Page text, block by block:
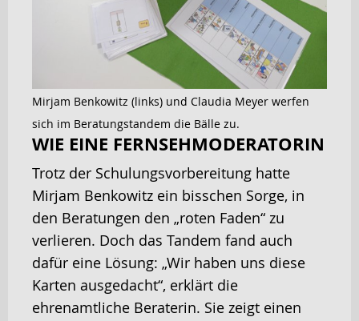
WIE EINE FERNSEHMODERATORIN
Trotz der Schulungsvorbereitung hatte
Mirjam Benkowitz ein bisschen Sorge, in
den Beratungen den „roten Faden“ zu
verlieren. Doch das Tandem fand auch
dafür eine Lösung: „Wir haben uns diese
Karten ausgedacht“, erklärt die
ehrenamtliche Beraterin. Sie zeigt einen
Mirjam Benkowitz (links) und Claudia Meyer werfen
sich im Beratungstandem die Bälle zu.